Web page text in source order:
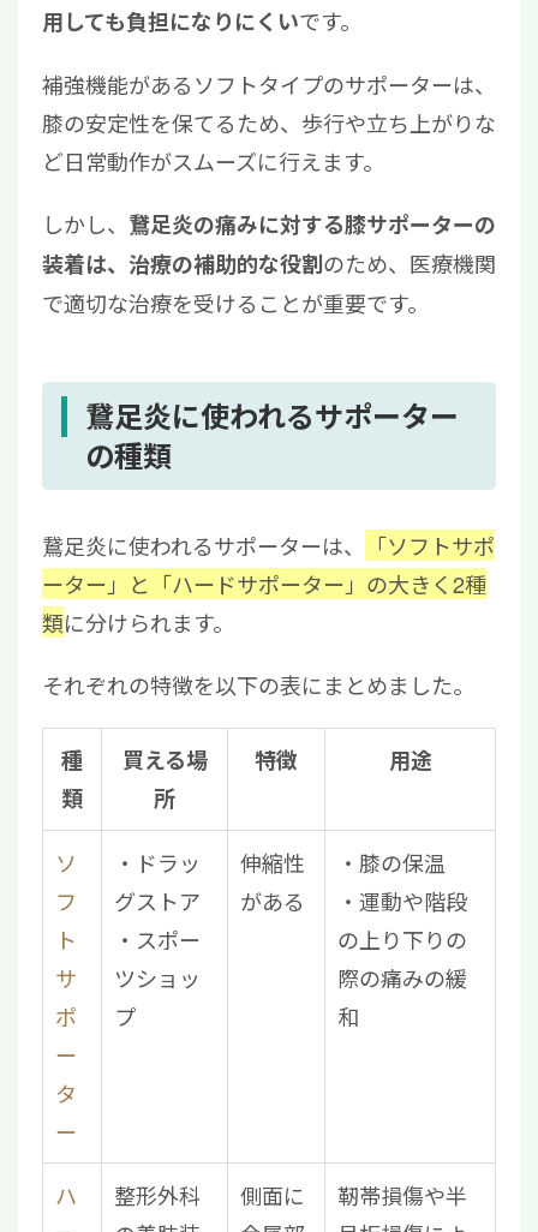
用しても負担になりにくいです。
補強機能があるソフトタイプのサポーターは、
膝の安定性を保てるため、歩行や立ち上がりな
ど日常動作がスムーズに行えます。
しかし、 鵞足炎の痛みに対する膝サポーターの
装着は、治療の補助的な役割のため、医療機関
で適切な治療を受けることが重要です。
鵞足炎に使われるサポーター
の種類
鵞足炎に使われるサポーターは、
「ソフトサポ
ーター」と「ハードサポーター」の大きく2種
類に分けられます。
それぞれの特徴を以下の表にまとめました。
種
類
買える場
所
特徴 用途
ソ
フ
ト
サ
ポ
ー
タ
ー
・ドラッ
グストア
・スポー
ツショッ
プ
伸縮性
がある
・膝の保温
・運動や階段
の上り下りの
際の痛みの緩
和
ハ
整形外科
側面に
靭帯損傷や半